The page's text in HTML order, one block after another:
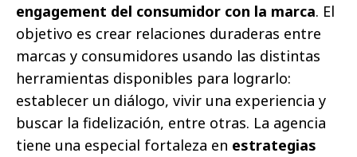
engagement del consumidor con la marca. El
objetivo es crear relaciones duraderas entre
marcas y consumidores usando las distintas
herramientas disponibles para lograrlo:
establecer un diálogo, vivir una experiencia y
buscar la fidelización, entre otras. La agencia
tiene una especial fortaleza en estrategias